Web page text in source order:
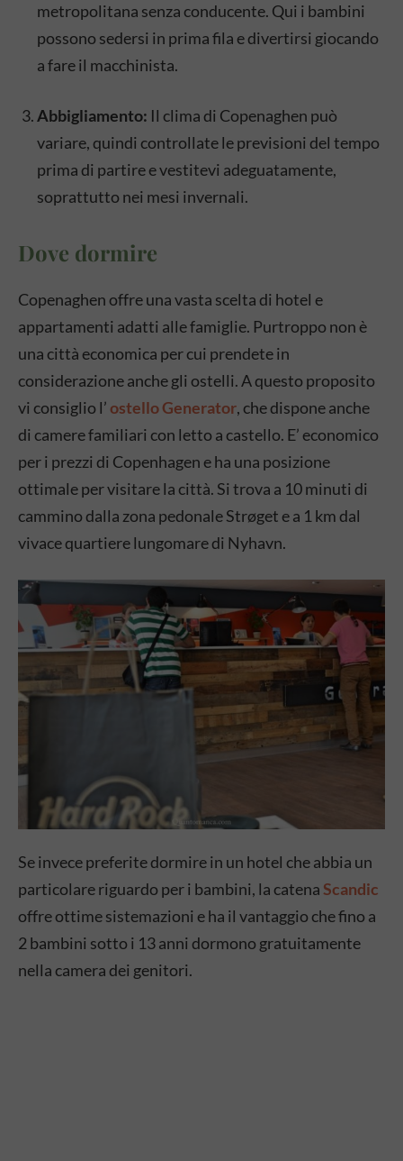
metropolitana senza conducente. Qui i bambini
possono sedersi in prima fila e divertirsi giocando
a fare il macchinista.
Abbigliamento: Il clima di Copenaghen può
variare, quindi controllate le previsioni del tempo
prima di partire e vestitevi adeguatamente,
soprattutto nei mesi invernali.
Dove dormire
Copenaghen offre una vasta scelta di hotel e
appartamenti adatti alle famiglie. Purtroppo non è
una città economica per cui prendete in
considerazione anche gli ostelli. A questo proposito
vi consiglio l’ostelloGenerator, che dispone anche
di camere familiari con letto a castello. E’ economico
per i prezzi di Copenhagen e ha una posizione
ottimale per visitare la città. Si trova a 10 minuti di
cammino dalla zona pedonale Strøget e a 1 km dal
vivace quartiere lungomare di Nyhavn.
Se invece preferite dormire in un hotel che abbia un
particolare riguardo per i bambini, la catenaScandic
offre ottime sistemazioni e ha il vantaggio che fino a
2 bambini sotto i 13 anni dormono gratuitamente
nella camera dei genitori.